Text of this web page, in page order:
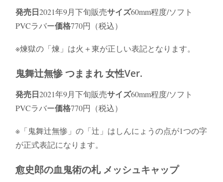
発売日2021年9月下旬販売サイズ60mm程度/ソフト
PVCラバー価格770円（税込）
※煉獄の「煉」は火＋東が正しい表記となります。
鬼舞辻無惨 つままれ 女性Ver.
発売日2021年9月下旬販売サイズ60mm程度/ソフト
PVCラバー価格770円（税込）
※「鬼舞辻無惨」の「辻」はしんにょうの点が1つの字
が正式表記になります。
愈史郎の血鬼術の札 メッシュキャップ